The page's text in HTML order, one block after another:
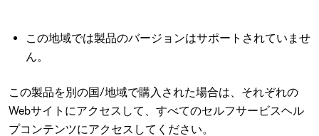
この地域では製品のバージョンはサポートされていませ
ん。
この製品を別の国/地域で購入された場合は、それぞれの
Webサイトにアクセスして、すべてのセルフサービスヘル
プコンテンツにアクセスしてください。